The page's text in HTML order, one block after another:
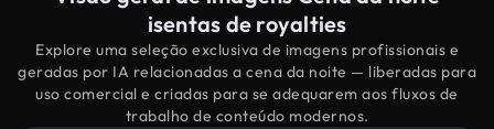
isentas de royalties
Explore uma seleção exclusiva de imagens profissionais e
geradas por IA relacionadas a cena da noite — liberadas para
uso comercial e criadas para se adequarem aos fluxos de
trabalho de conteúdo modernos.